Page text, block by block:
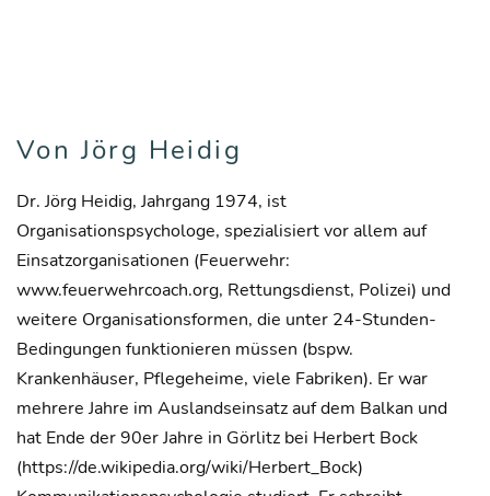
Von Jörg Heidig
Dr. Jörg Heidig, Jahrgang 1974, ist
Organisationspsychologe, spezialisiert vor allem auf
Einsatzorganisationen (Feuerwehr:
www.feuerwehrcoach.org, Rettungsdienst, Polizei) und
weitere Organisationsformen, die unter 24-Stunden-
Bedingungen funktionieren müssen (bspw.
Krankenhäuser, Pflegeheime, viele Fabriken). Er war
mehrere Jahre im Auslandseinsatz auf dem Balkan und
hat Ende der 90er Jahre in Görlitz bei Herbert Bock
(https://de.wikipedia.org/wiki/Herbert_Bock)